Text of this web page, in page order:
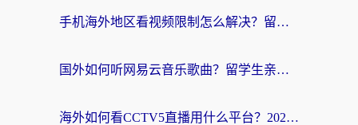
手机海外地区看视频限制怎么解决？留学生亲测有效的回国加速器指南
国外如何听网易云音乐歌曲？留学生亲测有效的回国加速方案
海外如何看CCTV5直播用什么平台？2026最新指南：看欧洲杯、中超、奥运不再卡